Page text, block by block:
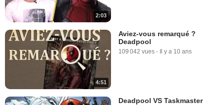
2:03
4:51
Aviez-vous remarqué ?
Deadpool
109 042 vues - Il y a 10 ans
Deadpool VS Taskmaster